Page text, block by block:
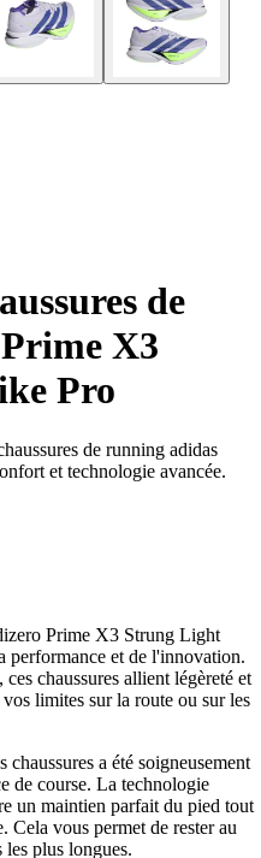
de
X3
Pro
de running adidas
et technologie avancée.
Prime X3 Strung Light
performance et de l'innovation.
chaussures allient légèreté et
limites sur la route ou sur les
a été soigneusement
de course. La technologie
un maintien parfait du pied tout
Cela vous permet de rester au
les plus longues.